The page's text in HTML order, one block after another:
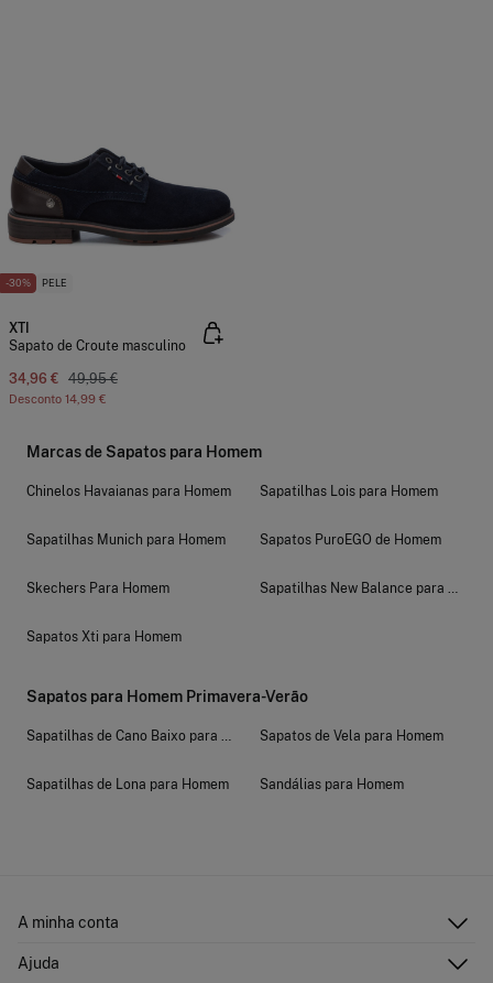
-30% PELE
XTI
Sapato de Croute masculino
34,96 € 49,95 €
Desconto 14,99 €
Marcas de Sapatos para Homem
Chinelos Havaianas para Homem
Sapatilhas Munich para Homem
Skechers Para Homem
Sapatos Xti para Homem
Sapatilhas Lois para Homem
Sapatos PuroEGO de Homem
Sapatilhas New Balance para
Sapatos para Homem Primavera-Verão
Sapatilhas de Cano Baixo para Homem
Sapatilhas de Lona para Homem
Sapatos de Vela para Homem
Sandálias para Homem
A minha conta
Ajuda